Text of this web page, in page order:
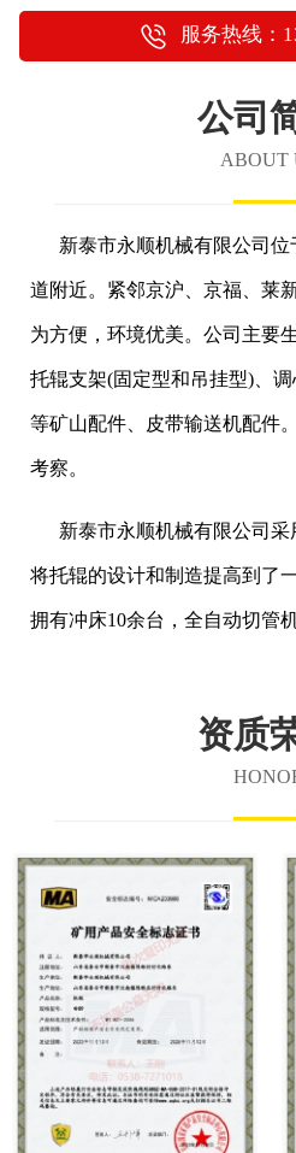
服务热线：
公司
ABOUT
新泰市永顺机械有限公司位
道附近。紧邻京沪、京福、莱
为方便，环境优美。公司主要
托辊支架(固定型和吊挂型)、
等矿山配件、皮带输送机配件
考察。
新泰市永顺机械有限公司采
将托辊的设计和制造提高到了
拥有冲床10余台，全自动切管机
资质